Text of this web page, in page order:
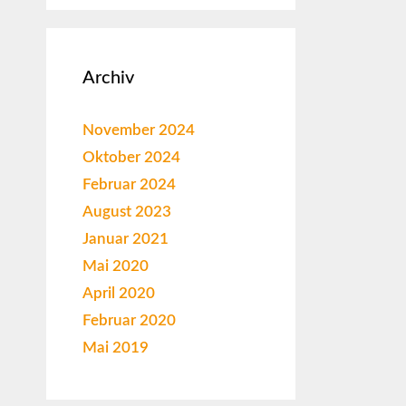
Archiv
November 2024
Oktober 2024
Februar 2024
August 2023
Januar 2021
Mai 2020
April 2020
Februar 2020
Mai 2019